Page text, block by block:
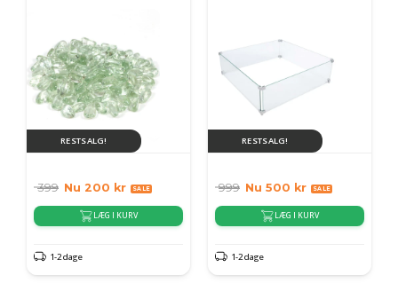
RESTSALG!
399 Nu 200 kr
LÆG I KURV
1-2 dage
RESTSALG!
999 Nu 500 kr
LÆG I KURV
1-2 dage